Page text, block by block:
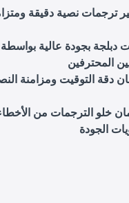
ترجمات نصية دقيقة
دبلجة بجودة عالية
دقة التوقيت ومزامنة
خلو الترجمات من